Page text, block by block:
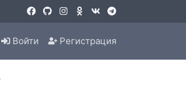
Войти Регистрация